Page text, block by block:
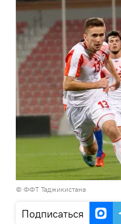
© ФФТ Таджикистана
Подписаться